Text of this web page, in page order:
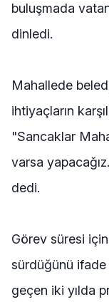
buluşmada
dinledi.
Mahallede
ihtiyaçların
"Sancaklar
varsa
dedi.
Görev süresi
sürdüğünü ifade
geçen iki yılda